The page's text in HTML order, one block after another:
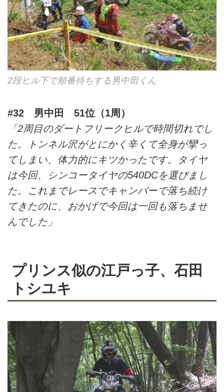
2段ヒル下で順番待ちする男中田くん
#32 男中田 51位（1周）
「2周目のダートフリークヒルで時間切れでし
た。トンネル沢がとにかく辛くて全身が攣っ
てしまい、体力的にキツかったです。タイヤ
は今回、シンコータイヤの540DCを選びまし
た。これまでレースでキャンバーで落ち続け
てきたのに、おかげで今回は一回も落ちませ
んでした」
プリンス似の江戸っ子、石田
トシユキ